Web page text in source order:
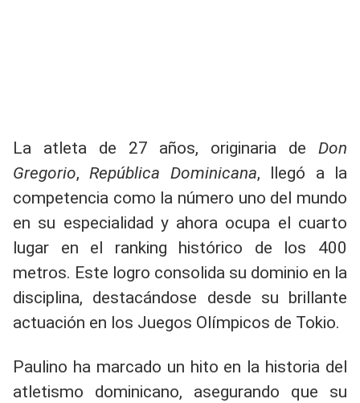
La atleta de 27 años, originaria de Don
Gregorio,República Dominicana, llegó a la
competencia como la número uno del mundo
en su especialidad y ahora ocupa el cuarto
lugar en el ranking histórico de los 400
metros. Este logro consolida su dominio en la
disciplina, destacándose desde su brillante
actuación en los Juegos Olímpicos de Tokio.
Paulino ha marcado un hito en la historia del
atletismo dominicano, asegurando que su